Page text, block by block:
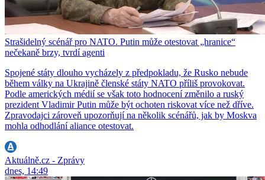
Strašidelný scénář pro NATO. Putin může otestovat „hranice“
nečekaně brzy, tvrdí agenti
Spojené státy dlouho vycházely z předpokladu, že Rusko nebude
během války na Ukrajině členské státy NATO příliš provokovat.
Podle amerických médií se však toto hodnocení změnilo a ruský
prezident Vladimir Putin může být ochoten riskovat více než dříve.
Zpravodajci zároveň upozorňují na několik scénářů, jak by Moskva
mohla odhodlání aliance otestovat.
Aktuálně.cz - Zprávy
dnes, 14:49